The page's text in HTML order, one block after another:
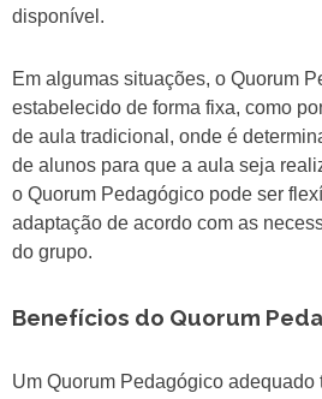
disponível.
Em algumas situações, o Quorum
estabelecido de forma fixa, como
de aula tradicional, onde é
de alunos para que a aula seja
o Quorum Pedagógico pode ser
adaptação de acordo com as
do grupo.
Benefícios do Quorum
Um Quorum Pedagógico adequado